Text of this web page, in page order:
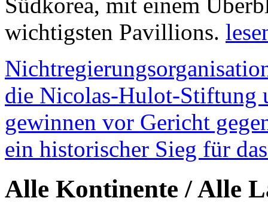
Südkorea, mit einem
wichtigsten Pavillions.
die Nicolas-Hulot-Stiftung
gewinnen vor Gericht
ein historischer Sieg für
Alle Kontinente / Alle